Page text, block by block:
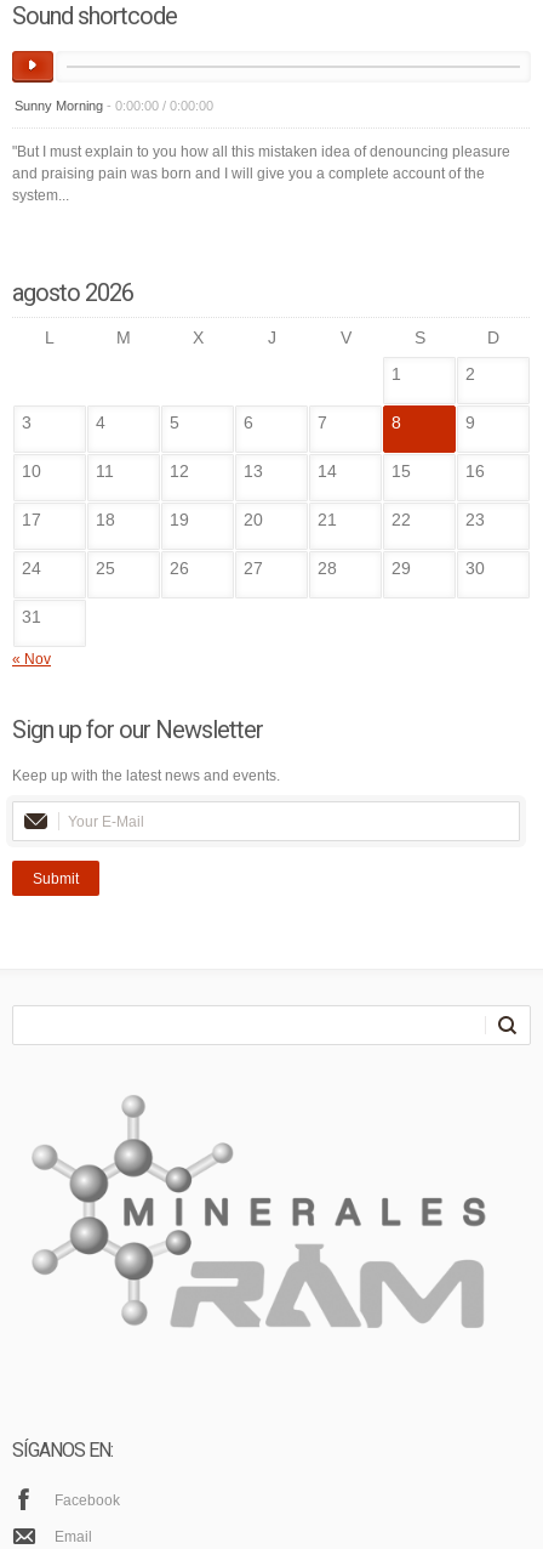
Sound shortcode
Sunny Morning - 0:00:00 / 0:00:00
"But I must explain to you how all this mistaken idea of denouncing pleasure
and praising pain was born and I will give you a complete account of the
system...
agosto 2026
L M X J V S
D
1
2
3 4 5 6 7 8 9
10 11 12 13 14 15 16
17 18 19 20 21 22 23
24 25 26 27 28 29 30
31
« Nov
Sign up for our Newsletter
Keep up with the latest news and events.
Submit
SÍGANOS EN:
Facebook
Email